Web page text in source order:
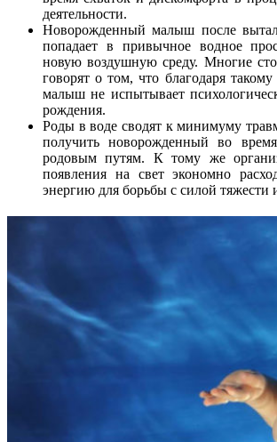
деятельности.
Новорожденный малыш после
попадает в привычное водное
новую воздушную среду. Многие
говорят о том, что благодаря такому
малыш не испытывает
рождения.
Роды в воде сводят к минимуму
получить новорожденный во
родовым путям. К тому же
появления на свет экономно
энергию для борьбы с силой тяжести